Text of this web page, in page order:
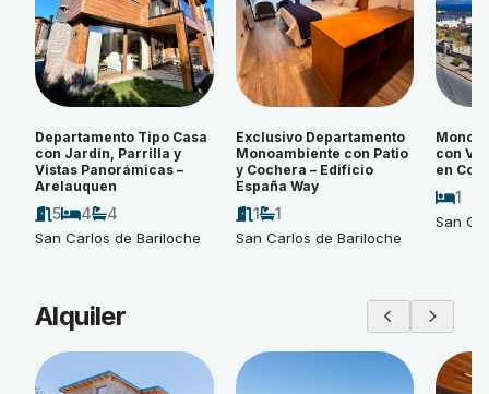
Departamento Tipo Casa
con Jardín, Parrilla y
Vistas Panorámicas –
Arelauquen
5 4 4
San Carlos de Bariloche
Exclusivo Departamento
Monoambiente con Patio
y Cochera – Edificio
España Way
1 1
San Carlos de Bariloche
con
en
1
San
Alquiler